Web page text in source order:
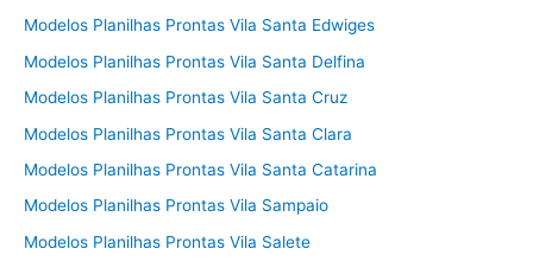
Modelos Planilhas Prontas Vila Santa Edwiges
Modelos Planilhas Prontas Vila Santa Delfina
Modelos Planilhas Prontas Vila Santa Cruz
Modelos Planilhas Prontas Vila Santa Clara
Modelos Planilhas Prontas Vila Santa Catarina
Modelos Planilhas Prontas Vila Sampaio
Modelos Planilhas Prontas Vila Salete